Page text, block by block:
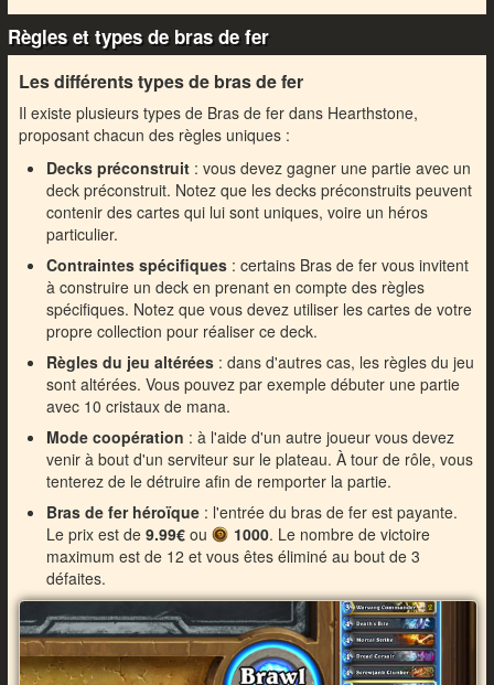
Règles et types de bras de fer
Les différents types de bras de fer
Il existe plusieurs types de Bras de fer dans Hearthstone,
proposant chacun des règles uniques :
Decks préconstruit: vous devez gagner une partie avec un
deck préconstruit. Notez que les decks préconstruits peuvent
contenir des cartes qui lui sont uniques, voire un héros
particulier.
Contraintes spécifiques: certains Bras de fer vous invitent
à construire un deck en prenant en compte des règles
spécifiques. Notez que vous devez utiliser les cartes de votre
propre collection pour réaliser ce deck.
Règles du jeu altérées: dans d'autres cas, les règles du jeu
sont altérées. Vous pouvez par exemple débuter une partie
avec 10 cristaux de mana.
Mode coopération : à l'aide d'un autre joueur vous devez
venir à bout d'un serviteur sur le plateau. À tour de rôle, vous
tenterez de le détruire afin de remporter la partie.
Bras de fer héroïque: l'entrée du bras de fer est payante.
Le prix est de 9.99€ou 1000. Le nombre de victoire
maximum est de 12 et vous êtes éliminé au bout de 3
défaites.